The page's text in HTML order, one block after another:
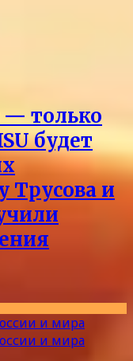
— только
будет
Трусова и